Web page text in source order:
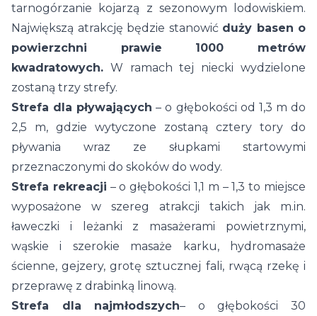
tarnogórzanie kojarzą z sezonowym lodowiskiem.
Największą atrakcję będzie stanowić duży basen o
powierzchni prawie 1000 metrów
kwadratowych. W ramach tej niecki wydzielone
zostaną trzy strefy.
Strefa dla pływających – o głębokości od 1,3 m do
2,5 m, gdzie wytyczone zostaną cztery tory do
pływania wraz ze słupkami startowymi
przeznaczonymi do skoków do wody.
Strefa rekreacji – o głębokości 1,1 m – 1,3 to miejsce
wyposażone w szereg atrakcji takich jak m.in.
ławeczki i leżanki z masażerami powietrznymi,
wąskie i szerokie masaże karku, hydromasaże
ścienne, gejzery, grotę sztucznej fali, rwącą rzekę i
przeprawę z drabinką linową.
Strefa dla najmłodszych– o głębokości 30